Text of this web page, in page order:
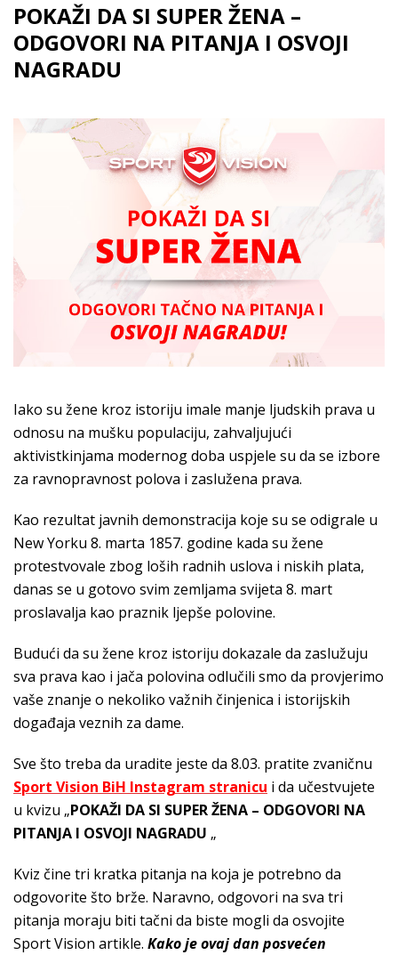
POKAŽI DA SI SUPER ŽENA –
ODGOVORI NA PITANJA I OSVOJI
NAGRADU
Iako su žene kroz istoriju imale manje ljudskih prava u
odnosu na mušku populaciju, zahvaljujući
aktivistkinjama modernog doba uspjele su da se izbore
za ravnopravnost polova i zaslužena prava.
Kao rezultat javnih demonstracija koje su se odigrale u
New Yorku 8. marta 1857. godine kada su žene
protestvovale zbog loših radnih uslova i niskih plata,
danas se u gotovo svim zemljama svijeta 8. mart
proslavalja kao praznik ljepše polovine.
Budući da su žene kroz istoriju dokazale da zaslužuju
sva prava kao i jača polovina odlučili smo da provjerimo
vaše znanje o nekoliko važnih činjenica i istorijskih
događaja veznih za dame.
Sve što treba da uradite jeste da 8.03. pratite zvaničnu
Sport Vision BiH Instagram stranicu i da učestvujete
u kvizu „POKAŽI DA SI SUPER ŽENA – ODGOVORI NA
PITANJA I OSVOJI NAGRADU „
Kviz čine tri kratka pitanja na koja je potrebno da
odgovorite što brže. Naravno, odgovori na sva tri
pitanja moraju biti tačni da biste mogli da osvojite
Sport Vision artikle. Kako je ovaj dan posvećen